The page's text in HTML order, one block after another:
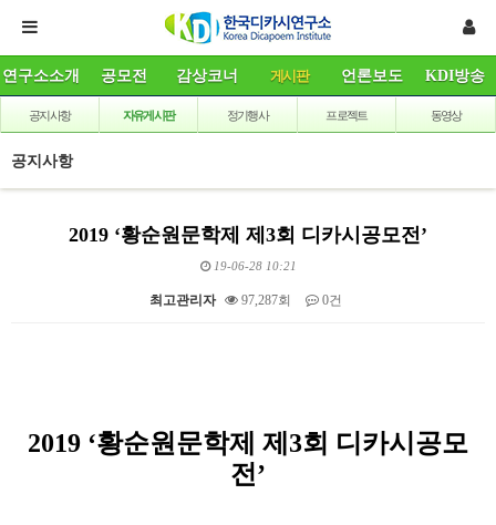
연구소소개 공모전 감상코너 게시판 언론보도 KDI방송
공지사항 자유게시판 정기행사 프로젝트 동영상
공지사항
2019 ‘황순원문학제 제3회 디카시공모전’
19-06-28 10:21
최고관리자 97,287회 0건
2019 ‘황순원문학제 제3회 디카시공모
전’